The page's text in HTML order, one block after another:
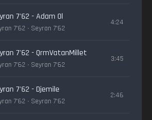
7'62 - Adam Ol
7'62 • Seyran 7'62
4:24
7'62 - QrmVatanMillet
7'62 • Seyran 7'62
3:45
7'62 - Djemile
7'62 • Seyran 7'62
2:46